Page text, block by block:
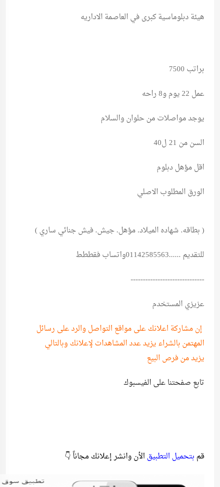
هيئة دبلوماسية كبرى في العاصمة الاداريه
براتب 7500
عمل 22 يوم و8 راحه
يوجد مواصلات من حلوان والسلام
السن من 21 ل40
اقل مؤهل دبلوم
الورق المطلوب الاصلي
( بطاقه. شهاده الميلاد. مؤهل. جيش. فيش جنائي ساري )
للتقديم ......01142585563واتساب فقططط
------------------------------
عزيزي المستخدم
إن مشاركة اعلانك على مواقع التواصل والرد على رسائل
المهتمن بالشراء يزيد عدد المشاهدات لإعلانك وبالتالي
يزيد من فرص البيع
تابع صفحتنا على الفيسبوك
قم بتحميل التطبيق الأن وانشر إعلانك مجاناً 👇